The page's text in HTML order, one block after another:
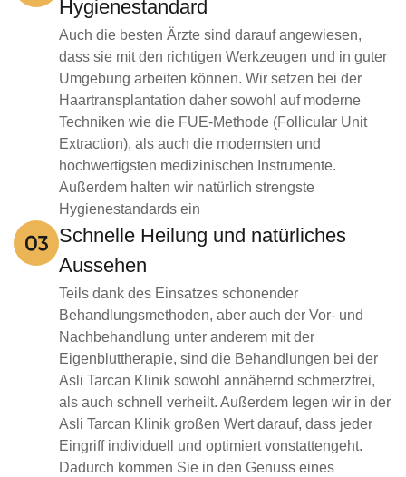
Hygienestandard
Auch die besten Ärzte sind darauf angewiesen,
dass sie mit den richtigen Werkzeugen und in guter
Umgebung arbeiten können. Wir setzen bei der
Haartransplantation daher sowohl auf moderne
Techniken wie die FUE-Methode (Follicular Unit
Extraction), als auch die modernsten und
hochwertigsten medizinischen Instrumente.
Außerdem halten wir natürlich strengste
Hygienestandards ein
Schnelle Heilung und natürliches
Aussehen
Teils dank des Einsatzes schonender
Behandlungsmethoden, aber auch der Vor- und
Nachbehandlung unter anderem mit der
Eigenbluttherapie, sind die Behandlungen bei der
Asli Tarcan Klinik sowohl annähernd schmerzfrei,
als auch schnell verheilt. Außerdem legen wir in der
Asli Tarcan Klinik großen Wert darauf, dass jeder
Eingriff individuell und optimiert vonstattengeht.
Dadurch kommen Sie in den Genuss eines